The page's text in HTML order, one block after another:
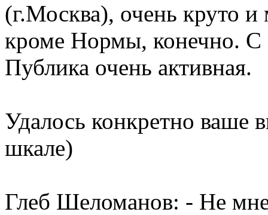
(г.Москва), очень круто
кроме Нормы, конечно.
Публика очень активная.
Удалось конкретно ваше
шкале)
Глеб Шеломанов: - Не